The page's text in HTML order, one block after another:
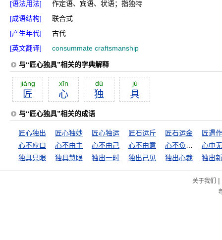
[语法用法]
作定语、宾语、状语；指独特
[成语结构]
联合式
[产生年代]
古代
[英文翻译]
consummate craftsmanship
与“匠心独具”相关的字典解释
jiàng
匠
xīn
心
dú
独
jù
具
与“匠心独具”相关的成语
匠心独出 匠心独妙 匠心独运 匠石运斤 匠石运金
匠遇
心不应口
心不由主 心不由己 心不由意
心中
独具只眼
独具慧眼 独出一时 独出己见 独出心裁 独出
关于我们 |